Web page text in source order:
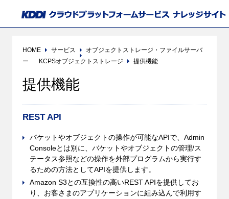
HOME サービス
オブジェクトストレージ・ファイルサーバ
ー
KCPSオブジェクトストレージ 提供機能
提供機能
REST API
バケットやオブジェクトの操作が可能なAPIで、Admin
Consoleとは別に、バケットやオブジェクトの管理/ス
テータス参照などの操作を外部プログラムから実行す
るための方法としてAPIを提供します。
Amazon S3との互換性の高いREST APIを提供してお
り、お客さまのアプリケーションに組み込んで利用す